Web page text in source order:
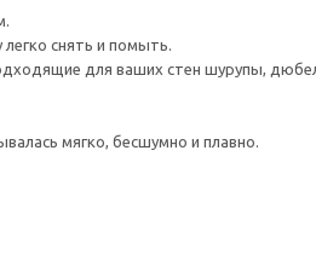
снять и помыть.
для ваших стен шурупы,
мягко, бесшумно и плавно.